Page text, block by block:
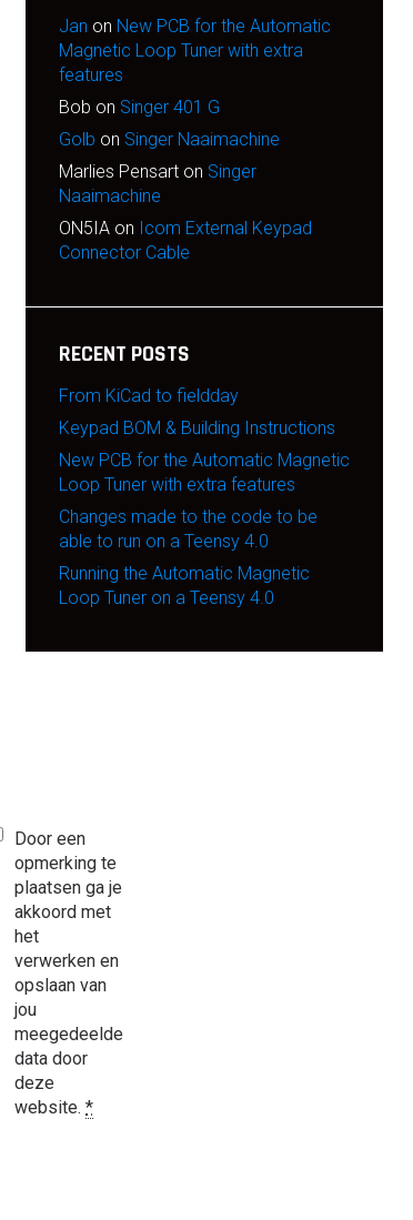
Door een
opmerking te
plaatsen ga je
akkoord met
het
verwerken en
opslaan van
jou
meegedeelde
data door
deze
website.*
Jan on New PCB for the Automatic
Magnetic Loop Tuner with extra
features
Bob on Singer 401 G
Golb on Singer Naaimachine
Marlies Pensarton Singer
Naaimachine
ON5IAon Icom External Keypad
Connector Cable
RECENT POSTS
From KiCad to fieldday
Keypad BOM & Building Instructions
New PCB for the Automatic Magnetic
Loop Tuner with extra features
Changes made to the code to be
able to run on a Teensy 4.0
Running the Automatic Magnetic
Loop Tuner on a Teensy 4.0